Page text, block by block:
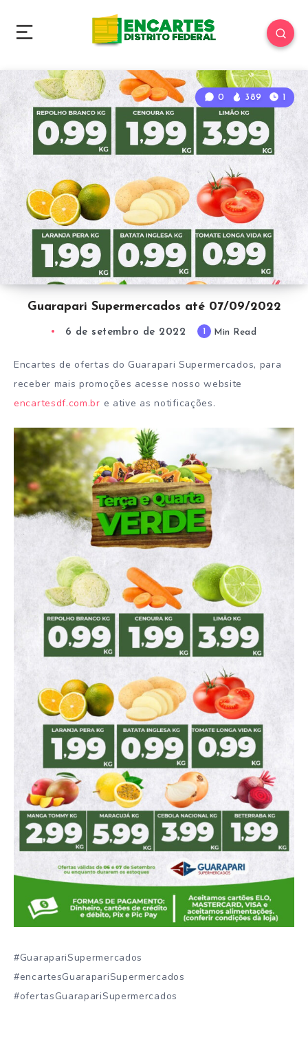
0 389 1
Guarapari Supermercados até 07/09/2022
6 de setembro de 2022 Min Read
Encartes de ofertas do Guarapari Supermercados, para
receber mais promoções acesse nosso website
encartesdf.com.br e ative as notificações.
#GuarapariSupermercados
#encartesGuarapariSupermercados
#ofertasGuarapariSupermercados